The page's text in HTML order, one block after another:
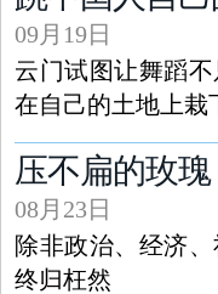
09月19日
云门试图让舞蹈
在自己的土地上栽
压不扁的玫瑰
08月23日
除非政治、经济
终归枉然